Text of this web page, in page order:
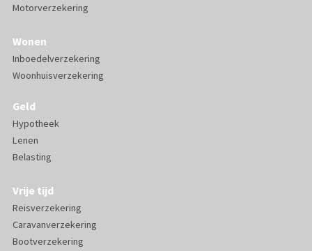
Motorverzekering
Wonen
Inboedelverzekering
Woonhuisverzekering
Geld
Hypotheek
Lenen
Belasting
Vrije tijd
Reisverzekering
Caravanverzekering
Bootverzekering